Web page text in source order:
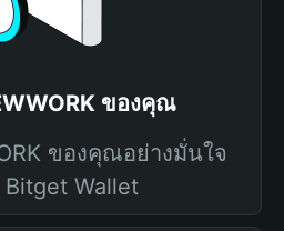
ของคุณ
ของคุณอย่างมั่นใจ
Wallet